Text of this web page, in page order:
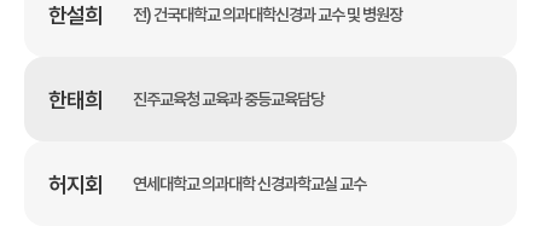
한설희 전) 건국대학교 의과대학신경과 교수 및 병원장
한태희 진주교육청 교육과 중등교육담당
허지회 연세대학교 의과대학 신경과학교실 교수